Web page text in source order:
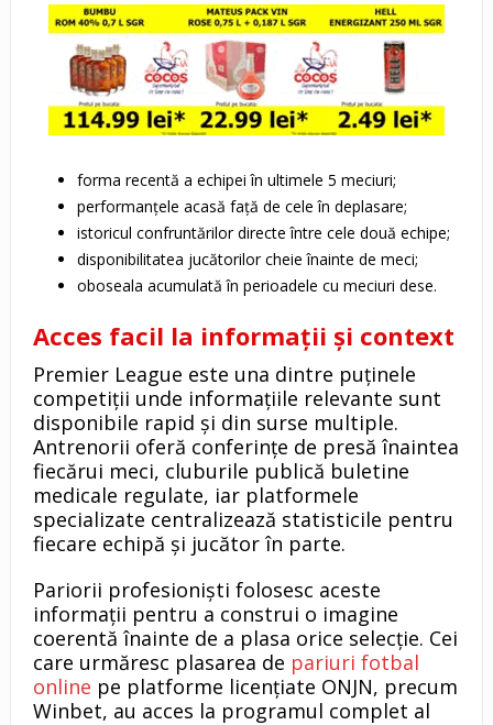
forma recentă a echipei în ultimele 5 meciuri;
performanțele acasă față de cele în deplasare;
istoricul confruntărilor directe între cele două echipe;
disponibilitatea jucătorilor cheie înainte de meci;
oboseala acumulată în perioadele cu meciuri dese.
Acces facil la informații și context
Premier League este una dintre puținele
competiții unde informațiile relevante sunt
disponibile rapid și din surse multiple.
Antrenorii oferă conferințe de presă înaintea
fiecărui meci, cluburile publică buletine
medicale regulate, iar platformele
specializate centralizează statisticile pentru
fiecare echipă și jucător în parte.
Pariorii profesioniști folosesc aceste
informații pentru a construi o imagine
coerentă înainte de a plasa orice selecție. Cei
care urmăresc plasarea de pariuri fotbal
online pe platforme licențiate ONJN, precum
Winbet, au acces la programul complet al